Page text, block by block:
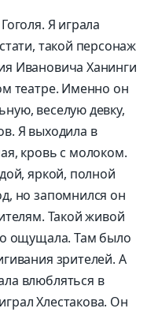
Я играла
такой персонаж
Ивановича Ханинги
театре. Именно он
веселую девку,
Я выходила в
кровь с молоком.
яркой, полной
но запомнился он
Такой живой
ощущала. Там было
зрителей. А
влюбляться в
Хлестакова. Он